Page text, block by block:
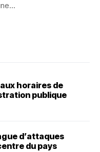
horaires de
publique
d’attaques
du pays